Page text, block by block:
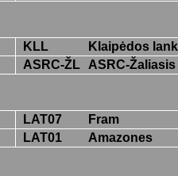
KLL
Klaipėdos
ASRC-ŽL ASRC-
LAT07
Fram
LAT01 Amazones